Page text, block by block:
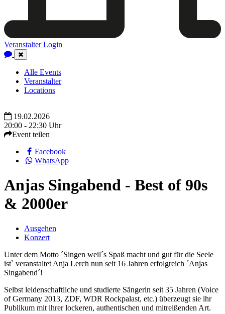
Veranstalter Login
Close
Navigation
Alle Events
Veranstalter
Locations
19.02.2026
20:00 - 22:30 Uhr
Event teilen
Facebook
WhatsApp
Anjas Singabend - Best of 90s
& 2000er
Ausgehen
Konzert
Unter dem Motto ´Singen weil´s Spaß macht und gut für die Seele
ist` veranstaltet Anja Lerch nun seit 16 Jahren erfolgreich ´Anjas
Singabend´!
Selbst leidenschaftliche und studierte Sängerin seit 35 Jahren (Voice
of Germany 2013, ZDF, WDR Rockpalast, etc.) überzeugt sie ihr
Publikum mit ihrer lockeren, authentischen und mitreißenden Art.